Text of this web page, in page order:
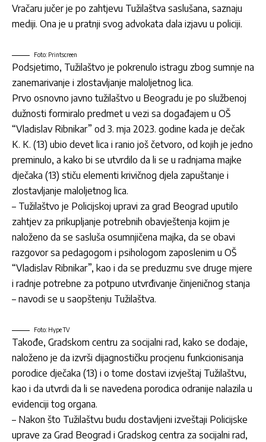
Vračaru jučer je po zahtjevu Tužilaštva saslušana, saznaju
mediji. Ona je u pratnji svog advokata dala izjavu u policiji.
Foto: Printscreen
Podsjetimo, Tužilaštvo je pokrenulo istragu zbog sumnje na
zanemarivanje i zlostavljanje maloljetnog lica.
Prvo osnovno javno tužilaštvo u Beogradu je po službenoj
dužnosti formiralo predmet u vezi sa događajem u OŠ
“Vladislav Ribnikar” od 3. mja 2023. godine kada je dečak
K. K. (13) ubio devet lica i ranio još četvoro, od kojih je jedno
preminulo, a kako bi se utvrdilo da li se u radnjama majke
dječaka (13) stiču elementi krivičnog djela zapuštanje i
zlostavljanje maloljetnog lica.
– Tužilaštvo je Policijskoj upravi za grad Beograd uputilo
zahtjev za prikupljanje potrebnih obavještenja kojim je
naloženo da se sasluša osumnjičena majka, da se obavi
razgovor sa pedagogom i psihologom zaposlenim u OŠ
“Vladislav Ribnikar”, kao i da se preduzmu sve druge mjere
i radnje potrebne za potpuno utvrđivanje činjeničnog stanja
– navodi se u saopštenju Tužilaštva.
Foto: Hype TV
Takođe, Gradskom centru za socijalni rad, kako se dodaje,
naloženo je da izvrši dijagnostičku procjenu funkcionisanja
porodice dječaka (13) i o tome dostavi izvještaj Tužilaštvu,
kao i da utvrdi da li se navedena porodica odranije nalazila u
evidenciji tog organa.
– Nakon što Tužilaštvu budu dostavljeni izveštaji Policijske
uprave za Grad Beograd i Gradskog centra za socijalni rad,